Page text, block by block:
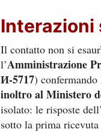
Interazioni
Il contatto non si
l’Amministrazione
И-5717) confermando
inoltro al Ministero
isolato: le risposte
sotto la prima